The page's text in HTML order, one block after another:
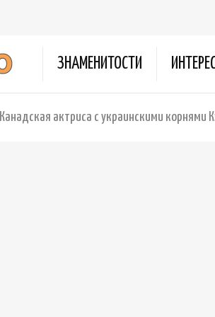
ЗНАМЕНИТОСТИ
Канадская актриса с украинскими